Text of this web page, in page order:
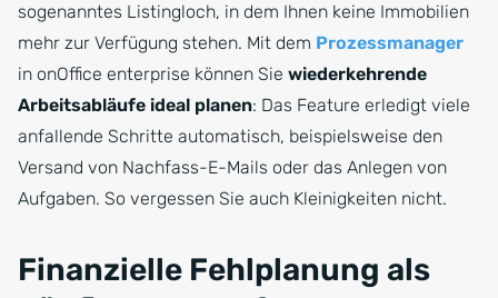
sogenanntes Listingloch, in dem Ihnen keine Immobilien
mehr zur Verfügung stehen. Mit dem Prozessmanager
in onOffice enterprise können Sie wiederkehrende
Arbeitsabläufe ideal planen: Das Feature erledigt viele
anfallende Schritte automatisch, beispielsweise den
Versand von Nachfass-E-Mails oder das Anlegen von
Aufgaben. So vergessen Sie auch Kleinigkeiten nicht.
Finanzielle Fehlplanung als